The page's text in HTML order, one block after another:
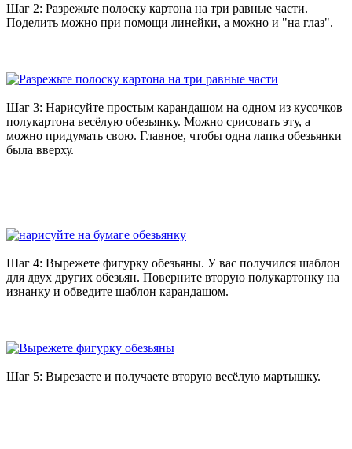
Шаг 2: Разрежьте полоску картона на три равные части.
Поделить можно при помощи линейки, а можно и "на глаз".
Шаг 3: Нарисуйте простым карандашом на одном из кусочков
полукартона весёлую обезьянку. Можно срисовать эту, а
можно придумать свою. Главное, чтобы одна лапка обезьянки
была вверху.
Шаг 4: Вырежете фигурку обезьяны. У вас получился шаблон
для двух других обезьян. Поверните вторую полукартонку на
изнанку и обведите шаблон карандашом.
Шаг 5: Вырезаете и получаете вторую весёлую мартышку.